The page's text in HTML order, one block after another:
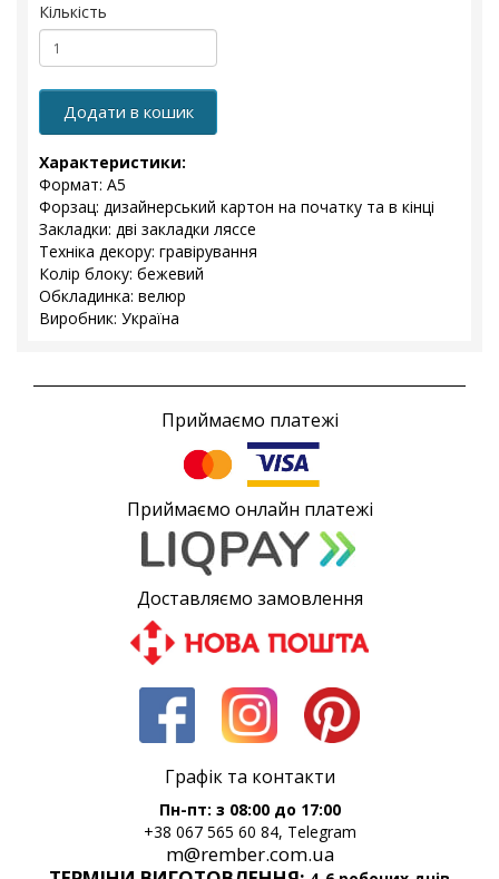
Кількість
Додати в кошик
Характеристики:
Формат: А5
Форзац: дизайнерський картон на початку та в кінці
Закладки: дві закладки ляссе
Техніка декору: гравірування
Колір блоку: бежевий
Обкладинка: велюр
Виробник: Україна
Приймаємо платежі
Приймаємо онлайн платежі
Доставляємо замовлення
Графік та контакти
Пн-пт: з 08:00 до 17:00
+38 067 565 60 84, Telegram
m@rember.com.ua